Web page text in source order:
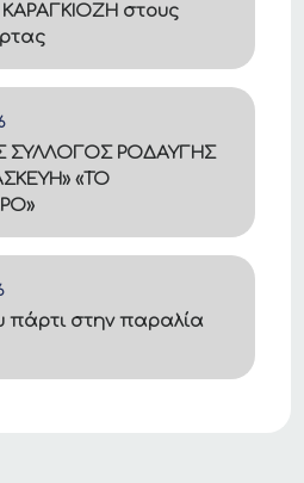
στους
ΣΥΛΛΟΓΟΣ ΡΟΔΑΥΓΗΣ
«ΤΟ
πάρτι στην παραλία